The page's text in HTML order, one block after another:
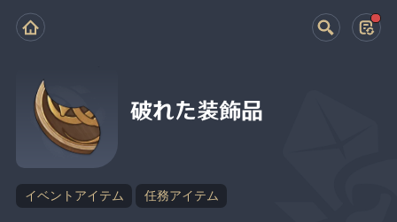
破れた装飾品
イベントアイテム 任務アイテム